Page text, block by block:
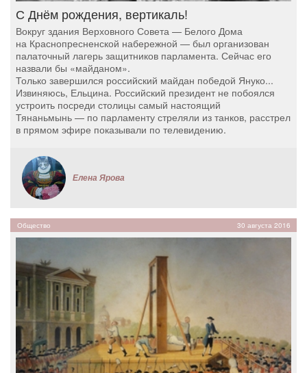
С Днём рождения, вертикаль!
Вокруг здания Верховного Совета — Белого Дома
на Краснопресненской набережной — был организован
палаточный лагерь защитников парламента. Сейчас его
назвали бы «майданом».
Только завершился российский майдан победой Януко...
Извиняюсь, Ельцина. Российский президент не побоялся
устроить посреди столицы самый настоящий
Тянаньмынь — по парламенту стреляли из танков, расстрел
в прямом эфире показывали по телевидению.
Елена Ярова
Общество 30 августа 2016